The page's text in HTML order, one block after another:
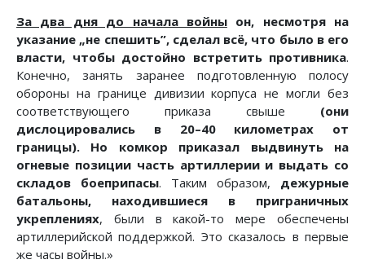
За два дня до начала войныон, несмотря на
указание „не спешить”, сделал всё, что было в его
власти, чтобы достойно встретить противника.
Конечно, занять заранее подготовленную полосу
обороны на границе дивизии корпуса не могли без
соответствующего приказа свыше (они
дислоцировались в 20–40 километрах от
границы). Но комкор приказал выдвинуть на
огневые позиции часть артиллерии и выдать со
складов боеприпасы. Таким образом, дежурные
батальоны, находившиеся в приграничных
укреплениях, были в какой-то мере обеспечены
артиллерийской поддержкой. Это сказалось в первые
же часы войны.»